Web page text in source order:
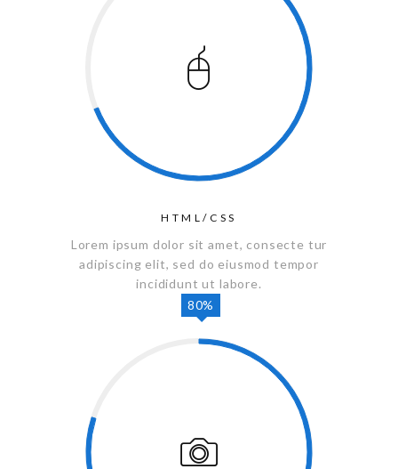
HTML/CSS
Lorem ipsum dolor sit amet, consecte tur
adipiscing elit, sed do eiusmod tempor
incididunt ut labore.
80%